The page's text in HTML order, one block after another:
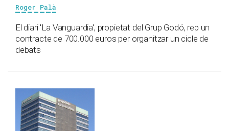
Roger Palà
El diari 'La Vanguardia', propietat del Grup Godó, rep un
contracte de 700.000 euros per organitzar un cicle de
debats